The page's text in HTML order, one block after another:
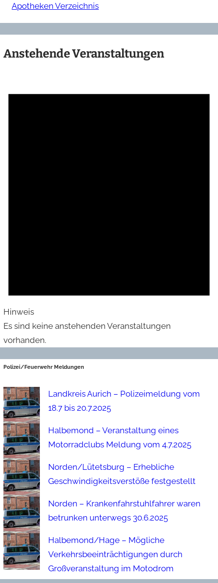
Apotheken Verzeichnis
Anstehende Veranstaltungen
Hinweis
Es sind keine anstehenden Veranstaltungen
vorhanden.
Polizei/Feuerwehr Meldungen
Landkreis Aurich – Polizeimeldung vom
18.7 bis 20.7.2025
Halbemond – Veranstaltung eines
Motorradclubs Meldung vom 4.7.2025
Norden/Lütetsburg – Erhebliche
Geschwindigkeitsverstöße festgestellt
Norden – Krankenfahrstuhlfahrer waren
betrunken unterwegs 30.6.2025
Halbemond/Hage – Mögliche
Verkehrsbeeinträchtigungen durch
Großveranstaltung im Motodrom